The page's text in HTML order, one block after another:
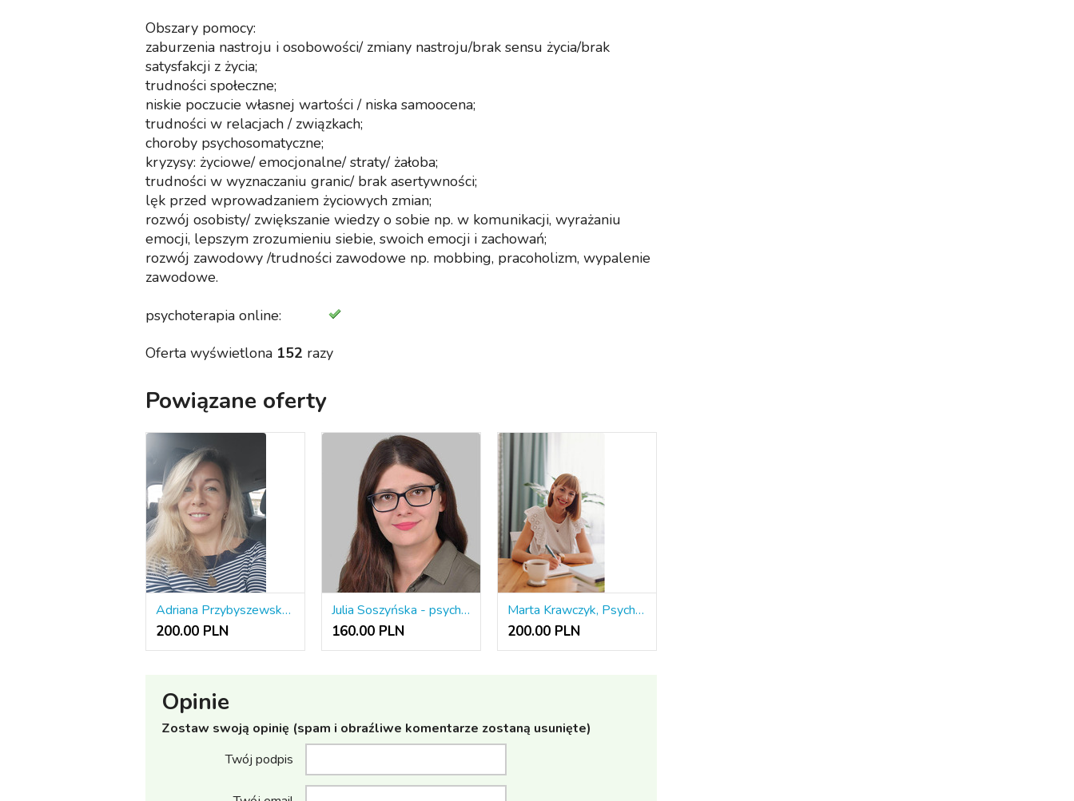
Obszary pomocy:
zaburzenia nastroju i osobowości/ zmiany nastroju/brak sensu życia/brak
satysfakcji z życia;
trudności społeczne;
niskie poczucie własnej wartości / niska samoocena;
trudności w relacjach / związkach;
choroby psychosomatyczne;
kryzysy: życiowe/ emocjonalne/ straty/ żałoba;
trudności w wyznaczaniu granic/ brak asertywności;
lęk przed wprowadzaniem życiowych zmian;
rozwój osobisty/ zwiększanie wiedzy o sobie np. w komunikacji, wyrażaniu
emocji, lepszym zrozumieniu siebie, swoich emocji i zachowań;
rozwój zawodowy /trudności zawodowe np. mobbing, pracoholizm, wypalenie
zawodowe.
psychoterapia online:
Oferta wyświetlona 152 razy
Powiązane oferty
Adriana Przybyszewska - Psychoterapia Gestalt Jelenia Góra
200.00 PLN
Julia Soszyńska - psycholog i psychoterapeutka Gestalt
160.00 PLN
Marta Krawczyk, Psychoterapia indywidualna, sesje w gabinecie lub on- line
200.00 PLN
Opinie
Zostaw swoją opinię (spam i obraźliwe komentarze zostaną usunięte)
Twój podpis